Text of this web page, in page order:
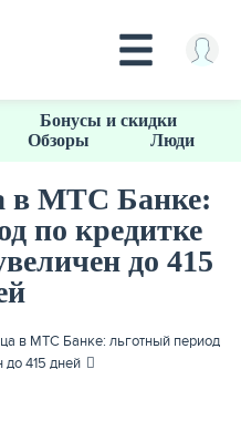
Бонусы и скидки
Обзоры Люди
в МТС Банке:
по кредитке
до 415
в МТС Банке: льготный период
до 415 дней